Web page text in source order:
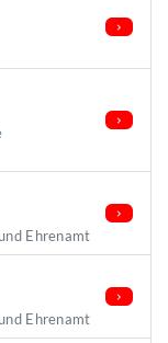
Ehrenamt
Ehrenamt